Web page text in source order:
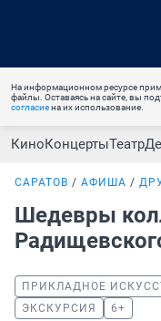
На информационном ресурсе
файлы. Оставаясь на сайте, вы
согласиена их использование.
КиноКонцертыТеатр
САРАТОВ АФИША
Шедевры
ПРИКЛАДНОЕ
ЭКСКУРСИЯ
6+